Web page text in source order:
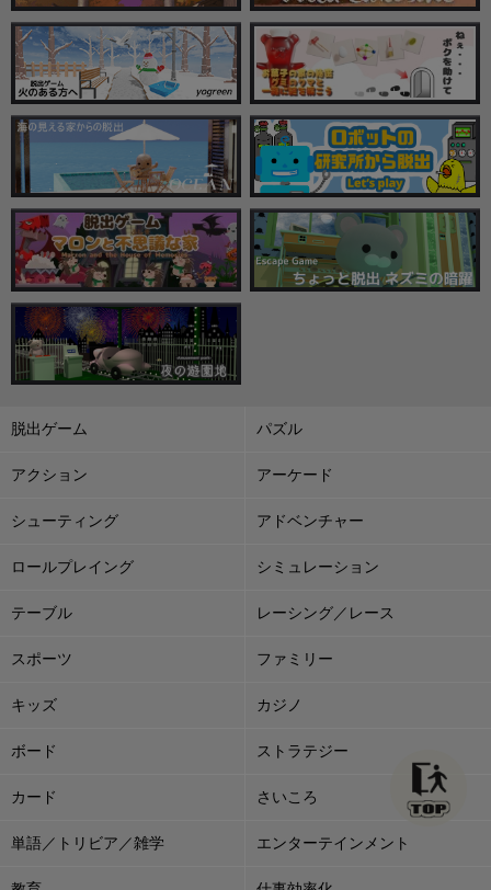
脱出ゲーム パズル
アクション アーケード
シューティング アドベンチャー
ロールプレイング シミュレーション
テーブル レーシング／レース
スポーツ ファミリー
キッズ カジノ
ボード ストラテジー
カード さいころ
単語／トリビア／雑学 エンターテインメント